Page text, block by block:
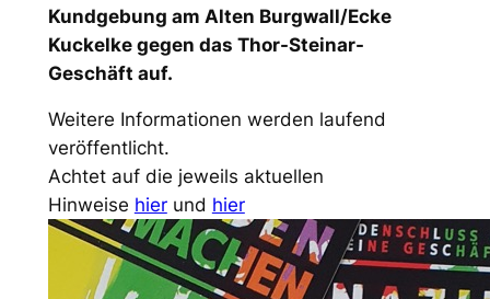
Kundgebung am Alten Burgwall/Ecke
Kuckelke gegen das Thor-Steinar-
Geschäft auf.
Weitere Informationen werden laufend
veröffentlicht.
Achtet auf die jeweils aktuellen
Hinweise hierund hier